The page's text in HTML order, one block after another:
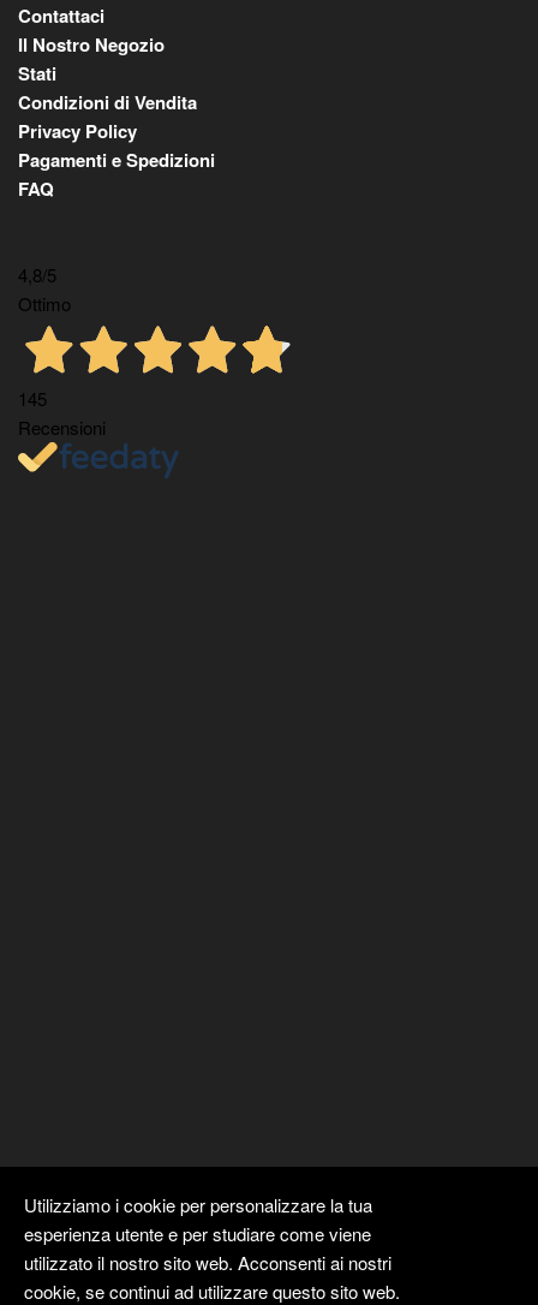
Contattaci
Il Nostro Negozio
Stati
Condizioni di Vendita
Privacy Policy
Pagamenti e Spedizioni
FAQ
4,8/5
Ottimo
145
Recensioni
Utilizziamo i cookie per personalizzare la tua
esperienza utente e per studiare come viene
utilizzato il nostro sito web. Acconsenti ai nostri
cookie, se continui ad utilizzare questo sito web.